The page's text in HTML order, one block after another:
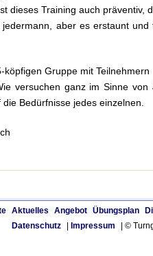
dieses Training auch präventiv,
jedermann, aber es erstaunt
köpfigen Gruppe mit
versuchen ganz im Sinne
die Bedürfnisse jedes einzelnen.
Aktuelles Angebot Übungsplan
Datenschutz
Impressum | ©